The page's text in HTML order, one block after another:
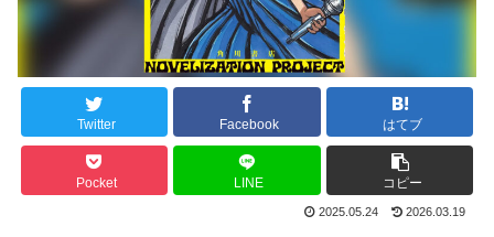
Twitter Facebook はてブ
Pocket LINE コピー
2025.05.24 2026.03.19